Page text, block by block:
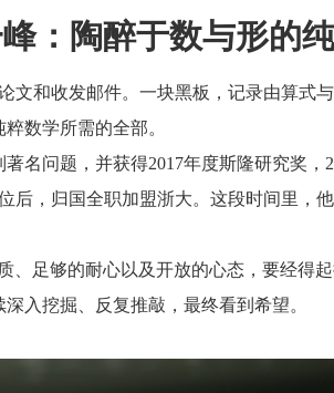
：陶醉于数与形的
和收发邮件。一块黑板，记录由算式与
数学所需的全部。
名问题，并获得2017年度斯隆研究奖，
后，归国全职加盟浙大。这段时间里，
足够的耐心以及开放的心态，要经得
入挖掘、反复推敲，最终看到希望。